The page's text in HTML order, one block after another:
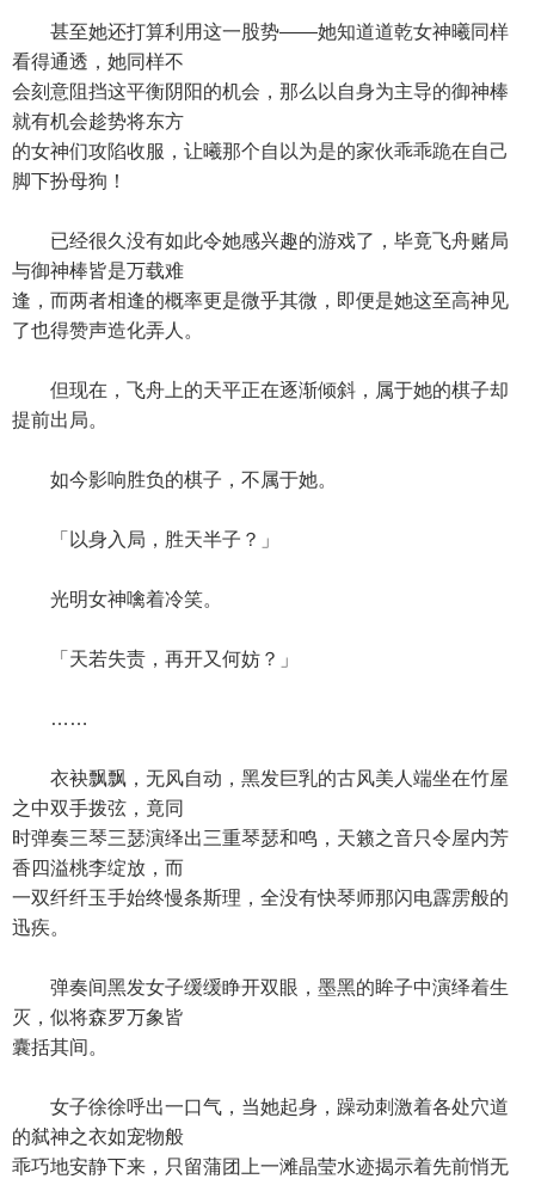
甚至她还打算利用这一股势——她知道道乾女神曦同样
看得通透，她同样不
会刻意阻挡这平衡阴阳的机会，那么以自身为主导的御神棒
就有机会趁势将东方
的女神们攻陷收服，让曦那个自以为是的家伙乖乖跪在自己
脚下扮母狗！
已经很久没有如此令她感兴趣的游戏了，毕竟飞舟赌局
与御神棒皆是万载难
逢，而两者相逢的概率更是微乎其微，即便是她这至高神见
了也得赞声造化弄人。
但现在，飞舟上的天平正在逐渐倾斜，属于她的棋子却
提前出局。
如今影响胜负的棋子，不属于她。
「以身入局，胜天半子？」
光明女神噙着冷笑。
「天若失责，再开又何妨？」
……
衣袂飘飘，无风自动，黑发巨乳的古风美人端坐在竹屋
之中双手拨弦，竟同
时弹奏三琴三瑟演绎出三重琴瑟和鸣，天籁之音只令屋内芳
香四溢桃李绽放，而
一双纤纤玉手始终慢条斯理，全没有快琴师那闪电霹雳般的
迅疾。
弹奏间黑发女子缓缓睁开双眼，墨黑的眸子中演绎着生
灭，似将森罗万象皆
囊括其间。
女子徐徐呼出一口气，当她起身，躁动刺激着各处穴道
的弑神之衣如宠物般
乖巧地安静下来，只留蒲团上一滩晶莹水迹揭示着先前悄无